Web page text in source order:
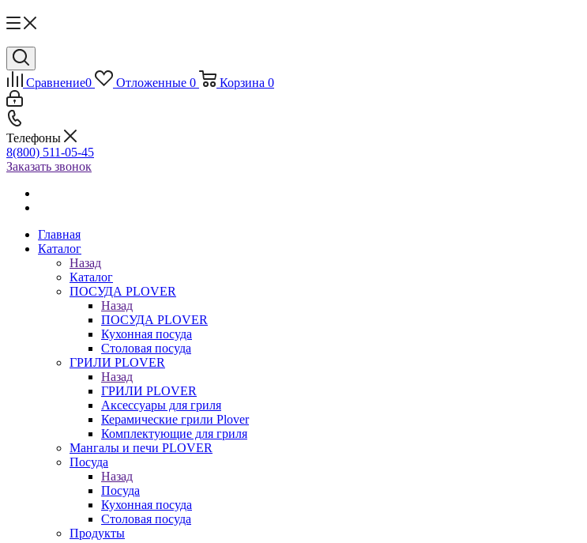
Сравнение0 Отложенные 0 Корзина 0
Телефоны
8(800) 511-05-45
Заказать звонок
Главная
Каталог
Назад
Каталог
ПОСУДА PLOVER
Назад
ПОСУДА PLOVER
Кухонная посуда
Столовая посуда
ГРИЛИ PLOVER
Назад
ГРИЛИ PLOVER
Аксессуары для гриля
Керамические грили Plover
Комплектующие для гриля
Мангалы и печи PLOVER
Посуда
Назад
Посуда
Кухонная посуда
Столовая посуда
Продукты